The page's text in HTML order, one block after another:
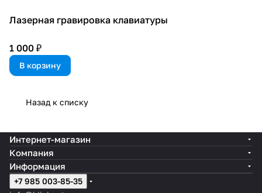
Лазерная гравировка клавиатуры
1 000 ₽
В корзину
Назад к списку
Интернет-магазин
Компания
Информация
+7 985 003-85-35